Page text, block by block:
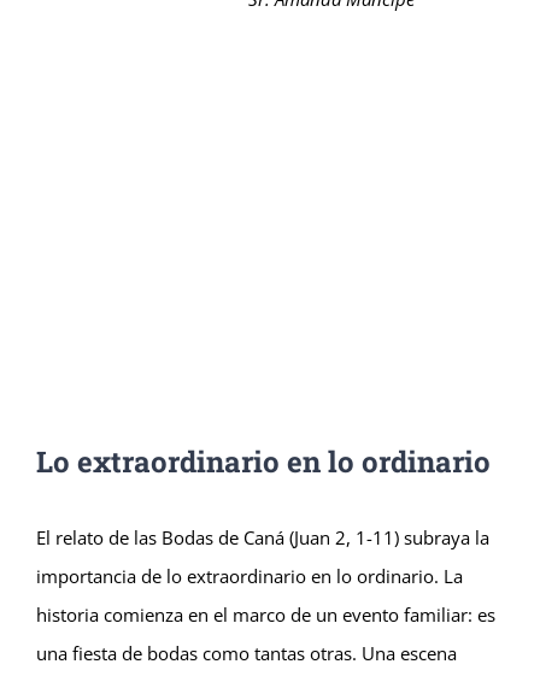
Lo extraordinario en lo ordinario
El relato de las Bodas de Caná (Juan 2, 1-11) subraya la
importancia de lo extraordinario en lo ordinario. La
historia comienza en el marco de un evento familiar: es
una fiesta de bodas como tantas otras. Una escena